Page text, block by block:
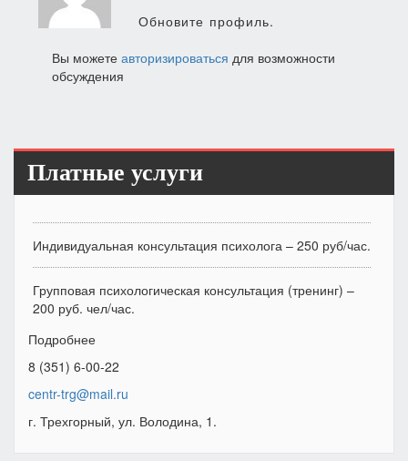
Обновите профиль.
Вы можете авторизироваться для возможности
обсуждения
Платные услуги
Индивидуальная консультация психолога – 250 руб/час.
Групповая психологическая консультация (тренинг) –
200 руб. чел/час.
Подробнее
8 (351) 6-00-22
centr-trg@mail.ru
г. Трехгорный, ул. Володина, 1.